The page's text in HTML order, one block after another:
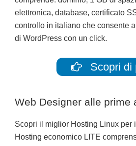
elettronica, database, certificato
controllo in italiano che consente
di WordPress con un click.
Scopri di
Web Designer alle prime
Scopri il miglior Hosting Linux per
Hosting economico LITE